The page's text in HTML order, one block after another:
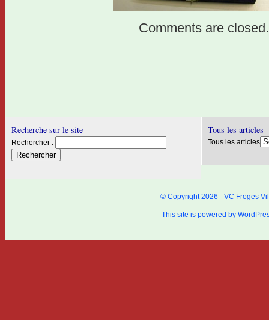
Comments are closed.
Recherche sur le site
Rechercher :
Tous les articles
Tous les articles
© Copyright 2026 - VC Froges
This site is powered by